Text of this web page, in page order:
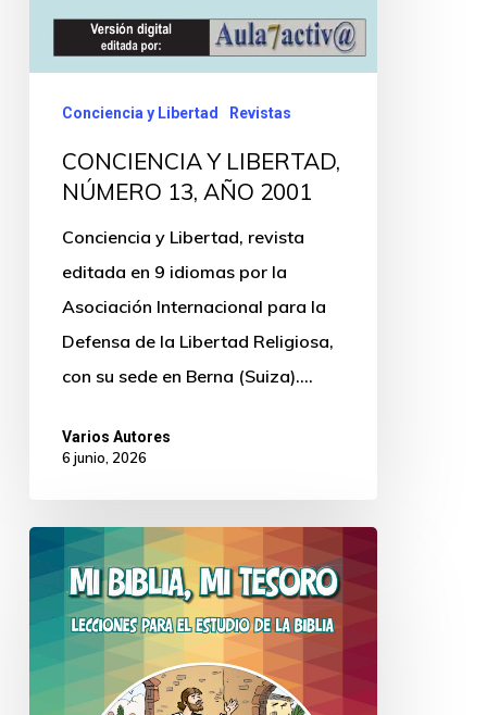
Conciencia y Libertad Revistas
CONCIENCIA Y LIBERTAD,
NÚMERO 13, AÑO 2001
Conciencia y Libertad, revista
editada en 9 idiomas por la
Asociación Internacional para la
Defensa de la Libertad Religiosa,
con su sede en Berna (Suiza).…
Varios Autores
6 junio, 2026